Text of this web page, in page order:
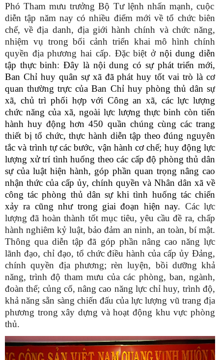
Phó Tham mưu trưởng Bộ Tư lệnh nhấn mạnh, cuộc
diễn tập năm nay có nhiều điểm mới về tổ chức biên
chế, về địa danh, địa giới hành chính và chức năng,
nhiệm vụ trong bối cảnh triển khai mô hình chính
quyền địa phương hai cấp. Đặc biệt ở nội dung diễn
tập thực binh:Đây là nội dung có sự phát triển mới,
Ban Chỉ huy quân sự xã đã phát huy tốt vai trò là cơ
quan thường trực của Ban Chỉ huy phòng thủ dân sự
xã, chủ trì phối hợp với Công an xã, các lực lượng
chức năng của xã, ngoài lực lượng thực binh còn tiến
hành huy động hơn 450 quần chúng cùng các trang
thiết bị tổ chức, thực hành diễn tập theo đúng nguyên
tắc và trình tự các bước, vận hành cơ chế; huy động lực
lượng xử trí tình huống theo các cấp độ phòng thủ dân
sự của luật hiện hành, góp phần quan trọng nâng cao
nhận thức của cấp ủy, chính quyền và Nhân dân xã về
công tác phòng thủ dân sự khi tình huống tác chiến
xảy ra cũng như trong giai đoạn hiện nay. Các lực
lượng đã hoàn thành tốt mục tiêu, yêu cầu đề ra, chấp
hành nghiêm kỷ luật, bảo đảm an ninh, an toàn, bí mật.
Thông qua diễn tập đã góp phần nâng cao năng lực
lãnh đạo, chỉ đạo, tổ chức điều hành của cấp ủy Đảng,
chính quyền địa phương; rèn luyện, bồi dưỡng khả
năng, trình độ tham mưu của các phòng, ban, ngành,
đoàn thể; củng cố, nâng cao năng lực chỉ huy, trình độ,
khả năng sẵn sàng chiến đấu của lực lượng vũ trang địa
phương trong xây dựng và hoạt động khu vực phòng
thủ.